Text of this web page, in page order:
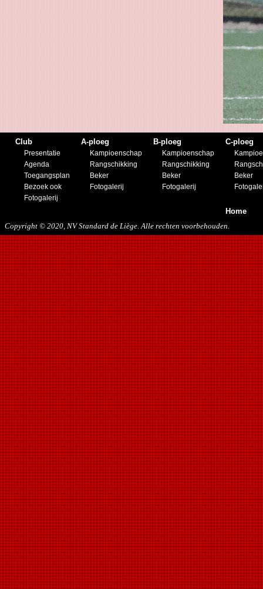
17/05/2018
22/08/2018
27/10/2018
12/01/2019
Club
Presentatie
Agenda
Toegangsplan
Bezoek ook
Fotogalerij
A-ploeg
Kampioenschap
Rangschikking
Beker
Fotogalerij
B-ploeg
Kampioenschap
Rangschikking
Beker
Fotogalerij
C-ploeg
Beker
Home
Copyright © 2020, NV Standard de Liège. Alle rechten voorbehouden.